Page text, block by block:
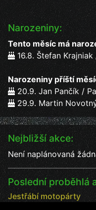
Narozeniny:
Tento měsíc má
16.8. Štefan
Narozeniny příští
20.9. Jan Pančík /
29.9. Martin
Nejbližší akce:
Není naplánovaná
Poslední proběhlá
Jestřábí motopárty